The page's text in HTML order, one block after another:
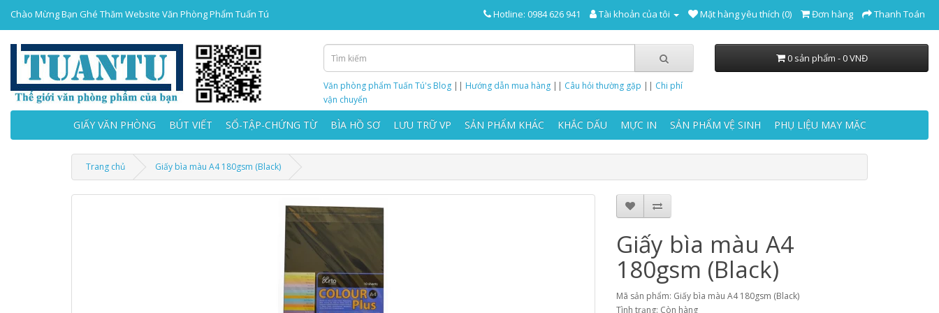
Chào Mừng Bạn Ghé Thăm Website Văn Phòng Phẩm Tuấn Tú Hotline: 0984 626 941 Tài khoản của tôi Mặt hàng yêu thích (0) Đơn hàng Thanh Toán
Văn phòng phẩm Tuấn Tú's Blog || Hướng dẫn mua hàng || Câu hỏi thường gặp || Chi phí
vận chuyển
0 sản phẩm - 0 VNĐ
GIẤY VĂN PHÒNG BÚT VIẾT SỔ-TẬP-CHỨNG TỪ BÌA HỒ SƠ LƯU TRỮ VP SẢN PHẨM KHÁC KHẮC DẤU MỰC IN SẢN PHẨM VỆ SINH PHỤ LIỆU MAY MẶC
Trang chủ Giấy bìa màu A4 180gsm (Black)
Giấy bìa màu A4
180gsm (Black)
Mã sản phẩm: Giấy bìa màu A4 180gsm (Black)
Tình trạng: Còn hàng